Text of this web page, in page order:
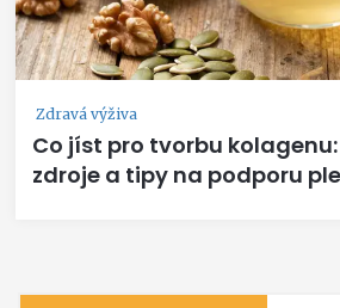
Zdravá výživa
Co jíst pro tvorbu
zdroje a tipy na podporu